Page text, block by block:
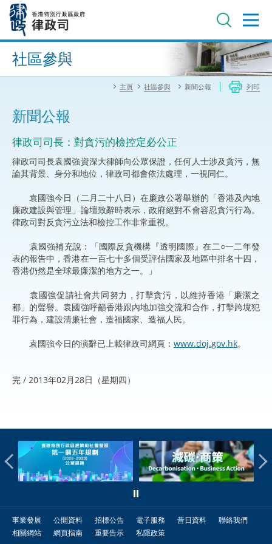
內
進階搜尋
社區參與
主頁 社區參與 新聞公報 列印
新聞公報
律政司司長：對貪污的檢控定必公正
律政司司長袁國強資深大律師向公眾保證，任何人士涉及貪污，無
論其背景、身分和地位，律政司都會依法處理，一視同仁。
袁國強今日（二月二十八日）在廉政公署舉辦的「香港及內地
廉政建設與管理」論壇致辭時表示，政府絕對不會容忍貪污行為。
律政司對反貪污立法和檢控工作非常重視。
袁國強補充說：「國際反貪機構『透明國際』在二○一二年發
表的報告中，香港在一百七十多個受評估國家及地區中排名十四，
香港仍然是全球最廉潔的地方之一。」
袁國強促請社會共同努力，打擊貪污，以維持香港「廉潔之
都」的聲譽。袁國強呼籲香港跟內地加強交流和合作，打擊跨境犯
罪行為，建設清廉社會，造福國家、造福人民。
袁國強今日的演辭已上載律政司網頁： www.doj.gov.hk。
完 / 2013年02月28日（星期四）
事業發展 公開資料 招標公告 電子服務 昔日資料
聯絡我們
相關網站
網頁指南 重要告示 私隱政策